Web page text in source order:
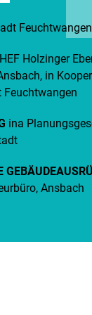
Feuchtwangen
HEF Holzinger
in
ina
Ansbach